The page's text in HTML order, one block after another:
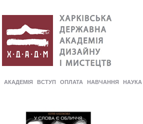
АКАДЕМІЯ ВСТУП ОПЛАТА НАВЧАННЯ НАУКА